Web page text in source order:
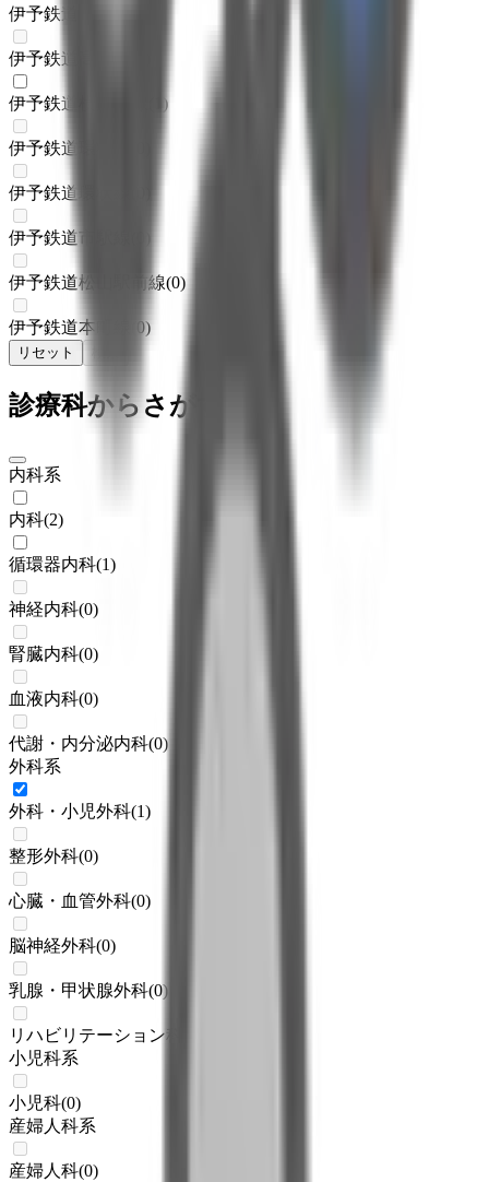
伊予鉄道郡中線
伊予鉄道高浜線
伊予鉄道横河原線 )
伊予鉄道環状線
伊予鉄道環状線
伊予鉄道市駅線
伊予鉄道松山駅前線(0)
伊予鉄道本町線 0)
リセット
診療科からさがす
内科系
内科(2)
循環器内科(1)
神経内科(0)
腎臓内科(0)
血液内科(0)
代謝・内分泌内科(0)
外科系
外科・小児外科(1)
整形外科(0)
心臓・血管外科(0)
脳神経外科(0)
乳腺・甲状腺外科(0)
リハビリテーション科
小児科系
小児科(0)
産婦人科系
産婦人科(0)